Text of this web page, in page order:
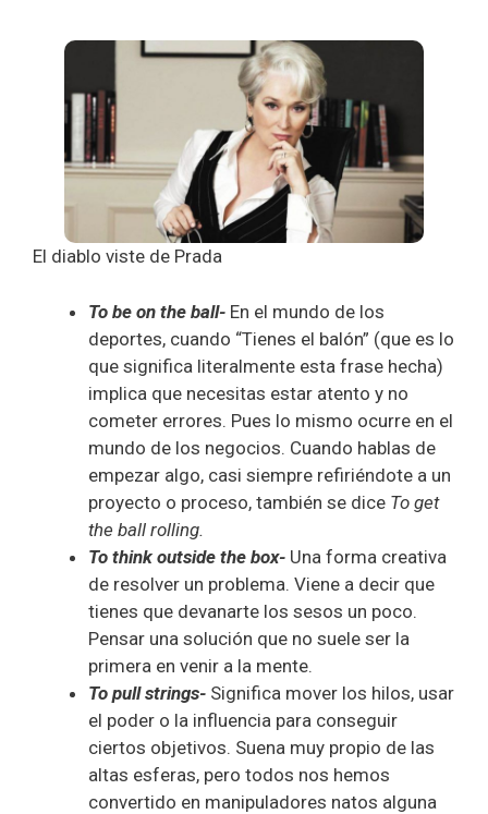
El diablo viste de Prada
To be on the ball- En el mundo de los
deportes, cuando “Tienes el balón” (que es lo
que significa literalmente esta frase hecha)
implica que necesitas estar atento y no
cometer errores. Pues lo mismo ocurre en el
mundo de los negocios. Cuando hablas de
empezar algo, casi siempre refiriéndote a un
proyecto o proceso, también se dice To get
the ball rolling.
To think outside the box- Una forma creativa
de resolver un problema. Viene a decir que
tienes que devanarte los sesos un poco.
Pensar una solución que no suele ser la
primera en venir a la mente.
To pull strings- Significa mover los hilos, usar
el poder o la influencia para conseguir
ciertos objetivos. Suena muy propio de las
altas esferas, pero todos nos hemos
convertido en manipuladores natos alguna